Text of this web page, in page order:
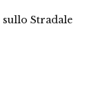
Stradale